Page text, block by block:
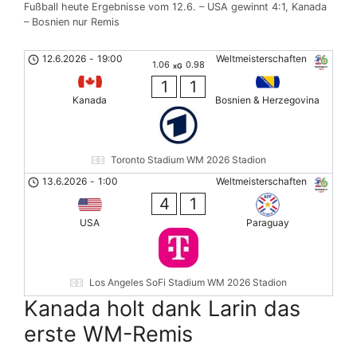
Fußball heute Ergebnisse vom 12.6. – USA gewinnt 4:1, Kanada
– Bosnien nur Remis
Weltmeisterschaften
12.6.2026 - 19:00
Kanada
1.06 xG 0.98
1 1
Bosnien & Herzegovina
Toronto Stadium WM 2026 Stadion
Weltmeisterschaften
13.6.2026 - 1:00
USA
4 1
Paraguay
Los Angeles SoFi Stadium WM 2026 Stadion
Kanada holt dank Larin das
erste WM-Remis